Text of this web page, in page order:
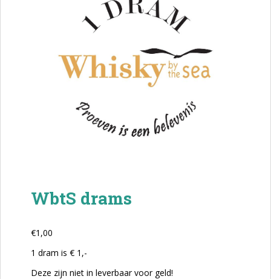
WbtS drams
€1,00
1 dram is € 1,-
Deze zijn niet in leverbaar voor geld!